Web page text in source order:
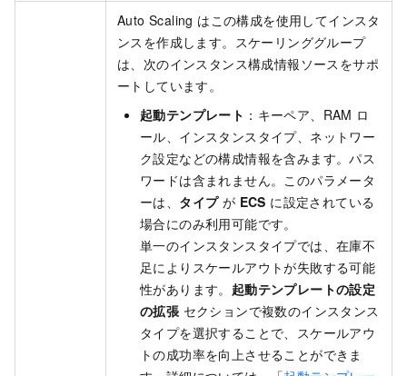
Auto Scaling はこの構成を使用してインスタ
ンスを作成します。スケーリンググループ
は、次のインスタンス構成情報ソースをサポ
ートしています。
起動テンプレート ：キーペア、RAM ロ
ール、インスタンスタイプ、ネットワー
ク設定などの構成情報を含みます。パス
ワードは含まれません。このパラメータ
ーは、 タイプが ECS に設定されている
場合にのみ利用可能です。
単一のインスタンスタイプでは、在庫不
足によりスケールアウトが失敗する可能
性があります。 起動テンプレートの設定
の拡張 セクションで複数のインスタンス
タイプを選択することで、スケールアウ
トの成功率を向上させることができま